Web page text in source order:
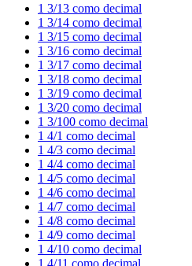
1 3/13 como decimal
1 3/14 como decimal
1 3/15 como decimal
1 3/16 como decimal
1 3/17 como decimal
1 3/18 como decimal
1 3/19 como decimal
1 3/20 como decimal
1 3/100 como decimal
1 4/1 como decimal
1 4/3 como decimal
1 4/4 como decimal
1 4/5 como decimal
1 4/6 como decimal
1 4/7 como decimal
1 4/8 como decimal
1 4/9 como decimal
1 4/10 como decimal
1 4/11 como decimal